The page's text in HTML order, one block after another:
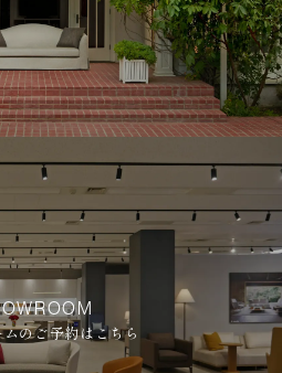
のご予約はこちら